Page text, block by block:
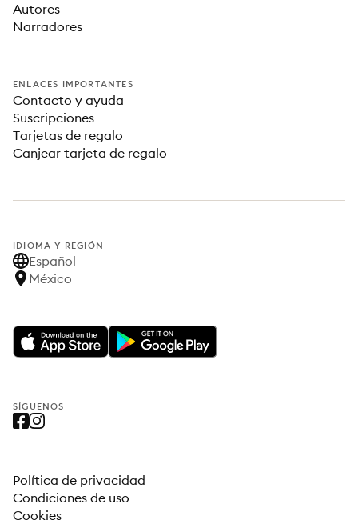
Autores
Narradores
ENLACES IMPORTANTES
Contacto y ayuda
Suscripciones
Tarjetas de regalo
Canjear tarjeta de regalo
IDIOMA Y REGIÓN
Español
México
SÍGUENOS
Política de privacidad
Condiciones de uso
Cookies